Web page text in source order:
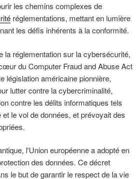
les chemins complexes de
réglementations, mettant en lumière
les défis inhérents à la conformité.
la réglementation sur la cybersécurité,
du Computer Fraud and Abuse Act
législation américaine pionnière,
lutter contre la cybercriminalité,
contre les délits informatiques tels
le vol de données, et prévoyait des
l'Union européenne a adopté en
des données. Ce décret
le but de garantir le respect de la vie